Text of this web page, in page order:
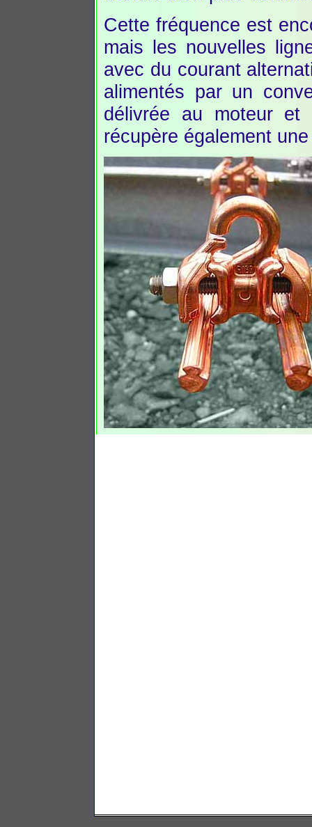
Cette fréquence est
mais les nouvelles
avec du courant
alimentés par un
délivrée au moteur et
récupère également